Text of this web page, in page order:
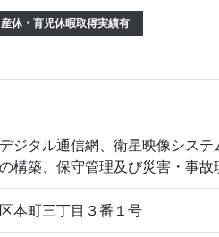
産休・育児休暇取得実績有
ジタル通信網、衛星映像シス
構築、保守管理及び災害・事
本町三丁目３番１号